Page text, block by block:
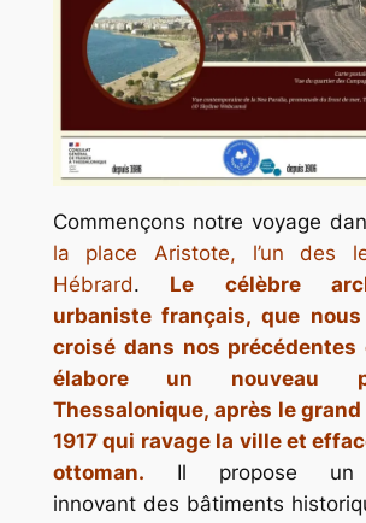
Commençons notre voyage
la place Aristote, l’un des
Hébrard.
Le célèbre
urbaniste français, que
croisé dans nos précédentes
élabore un nouveau
Thessalonique, après le
1917 qui ravage la ville et
ottoman. Il propose un
innovant des bâtiments